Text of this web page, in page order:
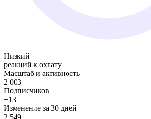
Низкий
реакций к охвату
Масштаб и активность
2 003
Подписчиков
+13
Изменение за 30 дней
2 549